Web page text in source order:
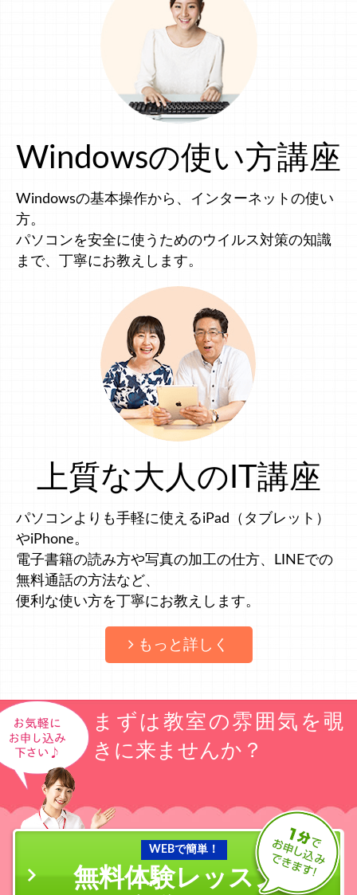
Windowsの使い方講座
Windowsの基本操作から、インターネットの使い
方。
パソコンを安全に使うためのウイルス対策の知識
まで、丁寧にお教えします。
上質な大人のIT講座
パソコンよりも手軽に使えるiPad（タブレット）
やiPhone。
電子書籍の読み方や写真の加工の仕方、LINEでの
無料通話の方法など、
便利な使い方を丁寧にお教えします。
もっと詳しく
まずは教室の雰囲気を覗
きに来ませんか？
WEBで簡単！
無料体験レッスン